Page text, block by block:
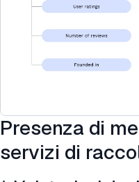
Presenza di
servizi di